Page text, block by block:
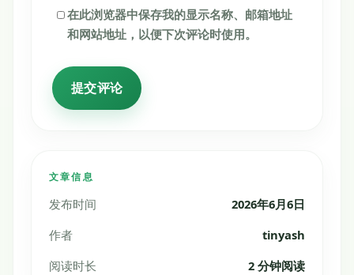
文章信息
发布时间
2026年6月6日
作者
tinyash
阅读时长
2 分钟阅读
在此浏览器中保存我的显示名称、邮箱地址
和网站地址，以便下次评论时使用。